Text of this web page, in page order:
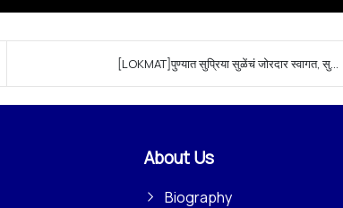
[LOKMAT]पुण्यात सुप्रिया सुळेंचं जोरदार स्वागत, सु...
About Us
Biography